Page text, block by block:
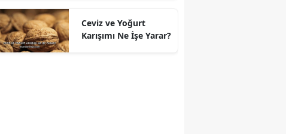
Ceviz ve Yoğurt
Karışımı Ne İşe Yarar?